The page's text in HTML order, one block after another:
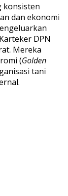
konsisten
dan ekonomi
DPN
Mereka
(Golden
tani